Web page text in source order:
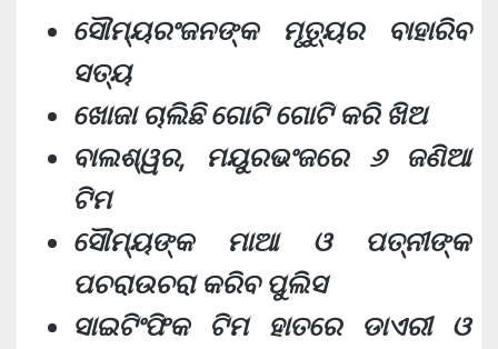
ସୌମ୍ୟରଂଜନଙ୍କ ମୃତ୍ୟୁର ବାହାରିବ
ସତ୍ୟ
ଖୋଜା ଚାଲିଛି ଗୋଟି ଗୋଟି କରି ଖିଅ
ବାଲଶ୍ୱର, ମୟୁରଭଂଜରେ ୬ ଜଣିଆ
ଟିମ
ସୌମ୍ୟଙ୍କ ମାଆ ଓ ପତ୍ନୀଙ୍କ
ପଚରାଉଚରା କରିବ ପୁଲିସ
ସାଇଟିଂଫିକ ଟିମ ହାତରେ ଡାଏରୀ ଓ